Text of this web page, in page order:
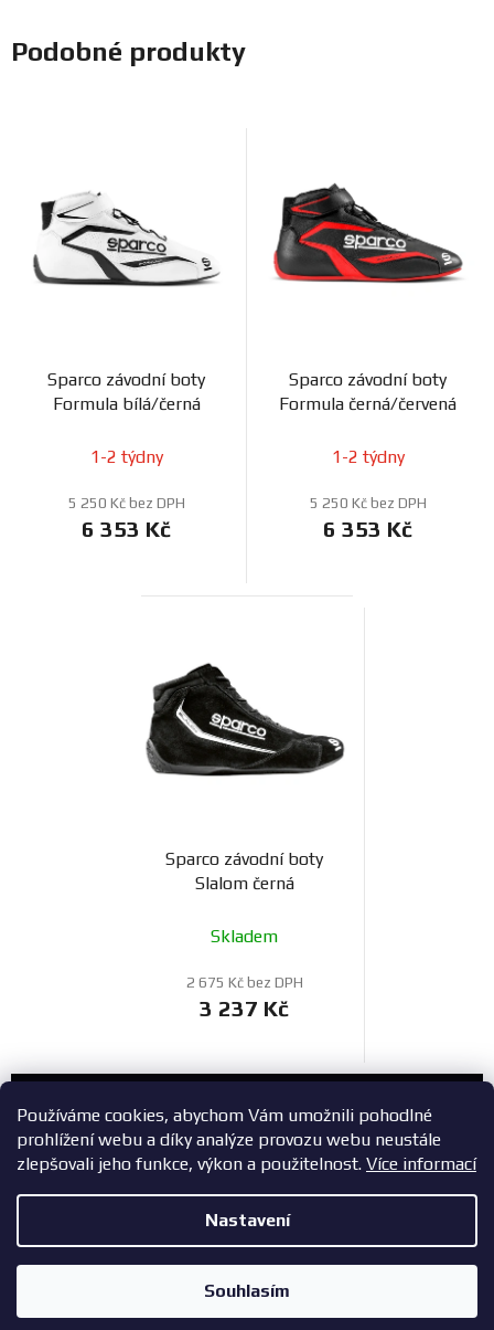
Používáme cookies, abychom Vám umožnili pohodlné
prohlížení webu a díky analýze provozu webu neustále
zlepšovali jeho funkce, výkon a použitelnost. Více informací
Nastavení
Souhlasím
Podobné produkty
Sparco závodní boty
Formula bílá/černá
1-2 týdny
5 250 Kč bez DPH
6 353 Kč
Sparco závodní boty
Formula černá/červená
1-2 týdny
5 250 Kč bez DPH
6 353 Kč
Sparco závodní boty
Slalom černá
Skladem
2 675 Kč bez DPH
3 237 Kč
Zákaznický servis
+420 603 785 748
Copyright 2026ZavodniAuta.cz. Všechna práva vyhrazena.|
Zásady ochrany osobních údajů